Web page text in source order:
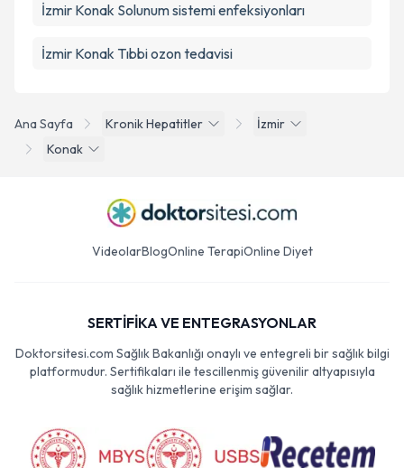
Ana Sayfa Kronik Hepatitler
İzmir
Konak
İzmir Konak Solunum sistemi enfeksiyonları
İzmir Konak Tıbbi ozon tedavisi
VideolarBlogOnline TerapiOnline Diyet
SERTİFİKA VE ENTEGRASYONLAR
Doktorsitesi.com Sağlık Bakanlığı onaylı ve entegreli bir sağlık bilgi
platformudur. Sertifikaları ile tescillenmiş güvenilir altyapısıyla
sağlık hizmetlerine erişim sağlar.